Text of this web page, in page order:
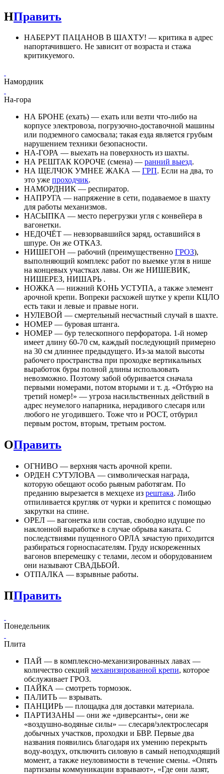
НПравить
НАБЕРУТ ПАЦАНОВ В ШАХТУ! — критика в адрес
напортачившего. Не зависит от возраста и стажа
критикуемого.
Намордник
На-гора
НА БРОНЕ (ехать) — ехать или везти что-либо на
корпусе электровоза, погрузочно-доставочной машины
или подземного самосвала; такая езда является грубым
нарушением техники безопасности.
НА-ГОРА — выехать на поверхность из шахты.
НА РЕШТАК КОРОЧЕ (смена) — ранний выезд.
НА ЩЕЛЧОК УМНЕЕ ЖАКА — ГРП. Если на два, то
это уже проходчик.
НАМОРДНИК — респиратор.
НАПРУГА — напряжение в сети, подаваемое в шахту
для работы механизмов.
НАСЫПКА — место перегрузки угля с конвейера в
вагонетки.
НЕДОЧЁТ — невзорвавшийся заряд, оставшийся в
шпуре. Он же ОТКАЗ.
НИШЕГОН — рабочий (преимущественно ГРОЗ),
выполняющий комплекс работ по выемке угля в нише
на концевых участках лавы. Он же НИШЕВИК,
НИШЕРЕЗ, НИШАРЬ .
НОЖКА — нижний КОНЬ УСТУПА, а также элемент
арочной крепи. Вопреки расхожей шутке у крепи КЦЛО
есть таки и левые и правые ноги.
НУЛЕВОЙ — смертельный несчастный случай в шахте.
НОМЕР — буровая штанга.
НОМЕР — бур телескопного перфоратора. 1-й номер
имеет длину 60-70 см, каждый последующий примерно
на 30 см длиннее предыдущего. Из-за малой высоты
рабочего пространства при проходке вертикальных
выработок буры полной длины использовать
невозможно. Поэтому забой обуривается сначала
первыми номерами, потом вторыми и т. д. «Отбурю на
третий номер!» — угроза насильственных действий в
адрес неумелого напарника, нерадивого слесаря или
любого не угодившего. Тоже что и РОСТ, отбурил
первым ростом, вторым, третьим ростом.
ОПравить
ОГНИВО — верхняя часть арочной крепи.
ОРДЕН СУТУЛОВА — символическая награда,
которую обещают особо рьяным работягам. По
преданию вырезается в мехцехе из рештака. Либо
отпиливается кругляк от чурки и крепится с помощью
закрутки на спине.
ОРЕЛ — вагонетка или состав, свободно идущие по
наклонной выработке в случае обрыва каната. С
последствиями пущенного ОРЛА зачастую приходится
разбираться горноспасателям. Груду искореженных
вагонов вперемешку с телами, лесом и оборудованием
они называют СВАДЬБОЙ.
ОТПАЛКА — взрывные работы.
ППравить
Понедельник
Плита
ПАЙ — в комплексно-механизированных лавах —
количество секций механизированной крепи, которое
обслуживает ГРОЗ.
ПАЙКА — смотреть тормозок.
ПАЛИТЬ — взрывать.
ПАНЦИРЬ — площадка для доставки материала.
ПАРТИЗАНЫ — они же «диверсанты», они же
«воздушно-водяные силы» — слесаря/электрослесаря
добычных участков, проходки и БВР. Первые два
названия появились благодаря их умению перекрыть
воду-воздух, отключить силовую в самый неподходящий
момент, а также неуловимости в течение смены. «Опять
партизаны коммуникации взрывают», «Где они лазят,